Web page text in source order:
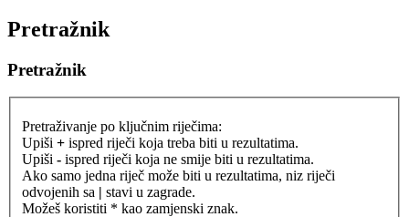
Pretražnik
Pretražnik
Pretraživanje po ključnim riječima:
Upiši + ispred riječi koja treba biti u rezultatima.
Upiši - ispred riječi koja ne smije biti u rezultatima.
Ako samo jedna riječ može biti u rezultatima, niz riječi
odvojenih sa | stavi u zagrade.
Možeš koristiti * kao zamjenski znak.